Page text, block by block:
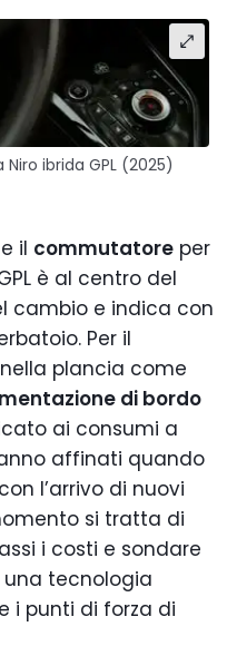
Niro ibrida GPL (2025)
il commutatore per
è al centro del
cambio e indica con
Per il
plancia come
di bordo
ai consumi a
affinati quando
l’arrivo di nuovi
si tratta di
i costi e sondare
una tecnologia
i punti di forza di